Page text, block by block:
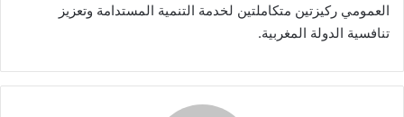
العمومي ركيزتين متكاملتين لخدمة التنمية المستدامة وتعزيز
تنافسية الدولة المغربية.